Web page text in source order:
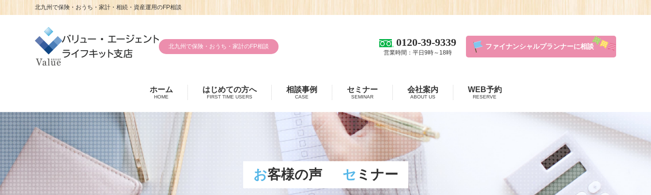
北九州で保険・おうち・家計・相続・資産運用のFP相談
北九州で保険・おうち・家計のFP相談 0120-39-9339
営業時間：平日9時～18時
ファイナンシャルプランナーに相談
ホーム
HOME
はじめての方へ
FIRST TIME USERS
相談事例
CASE
セミナー
SEMINAR
会社案内
ABOUT US
WEB予約
RESERVE
お客様の声 セミナー